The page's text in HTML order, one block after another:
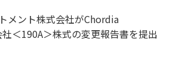
メント株式会社がChordia
＜190A＞株式の変更報告書を提出